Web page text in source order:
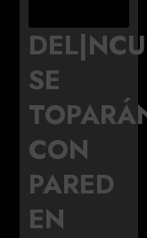
SE
CON
PARED
EN